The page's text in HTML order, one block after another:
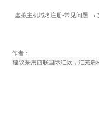
虚拟主机域名注册-常见问题 →
作者：
建议采用西联国际汇款，汇完后